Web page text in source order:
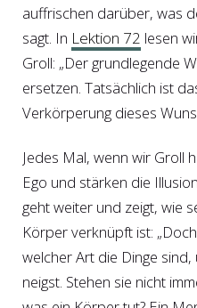
auffrischen darüber, was
sagt. In Lektion 72 lesen
Groll: „Der grundlegende
ersetzen. Tatsächlich ist
Verkörperung dieses
Jedes Mal, wenn wir Groll
Ego und stärken die
geht weiter und zeigt, wie
Körper verknüpft ist:
welcher Art die Dinge
neigst. Stehen sie nicht